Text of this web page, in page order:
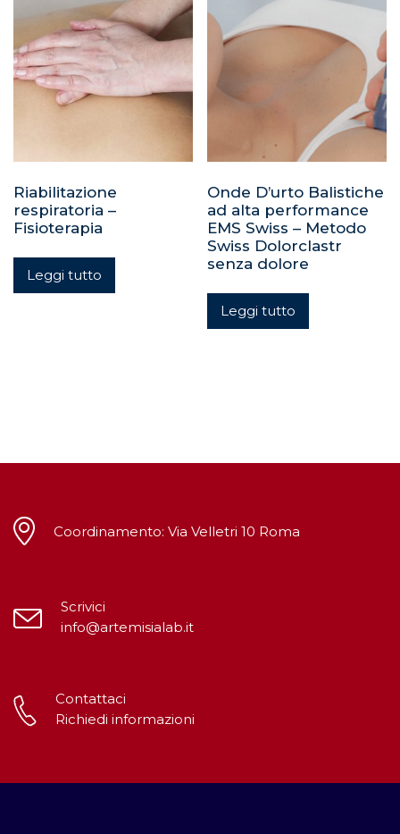
Riabilitazione
respiratoria –
Fisioterapia
Leggi tutto
Onde D’urto Balistiche
ad alta performance
EMS Swiss – Metodo
Swiss Dolorclastr
senza dolore
Leggi tutto
Coordinamento: Via Velletri 10 Roma
Scrivici
info@artemisialab.it
Contattaci
Richiedi informazioni